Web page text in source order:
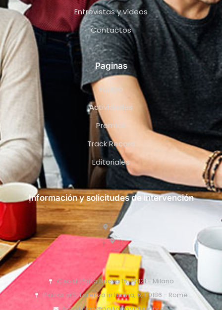
Entrevistas y vídeos
Contactos
Paginas
Equipo
Actividades
Premios
Track Record
Editoriales
Información y solicitudes de intervención
C.so di Porta Nuova 15, 20121 - Milano
Piazza di S. Lorenzo in Lucina, 6, 00186 - Rome